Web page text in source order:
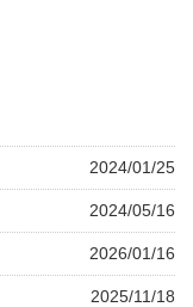
2024/01/25
2024/05/16
2026/01/16
2025/11/18